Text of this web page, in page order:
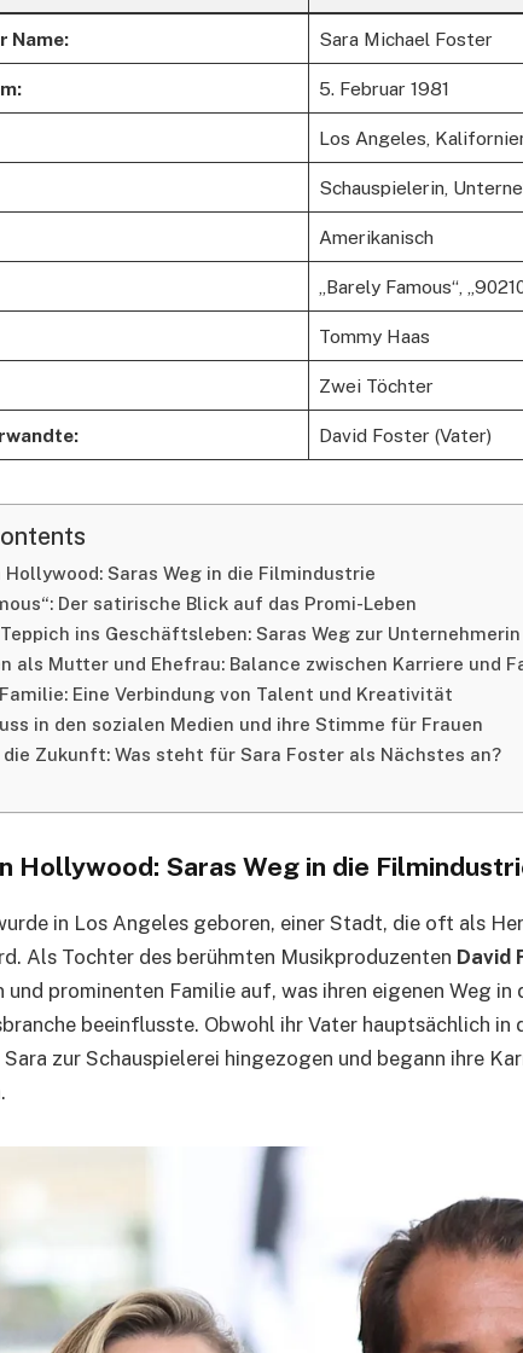
Name: Sara Michael Foster
5. Februar 1981
Los Angeles,
Schauspielerin,
Amerikanisch
„Barely Famous“,
Tommy Haas
Zwei Töchter
David Foster (Vater)
Saras Weg in die Filmindustrie
Der satirische Blick auf das Promi-Leben
ins Geschäftsleben: Saras Weg zur Unternehmerin
als Mutter und Ehefrau: Balance zwischen Karriere und
Eine Verbindung von Talent und Kreativität
in den sozialen Medien und ihre Stimme für Frauen
die Zukunft: Was steht für Sara Foster als Nächstes an?
Hollywood: Saras Weg in die
in Los Angeles geboren, einer Stadt, die oft als
Als Tochter des berühmten Musikproduzenten David
und prominenten Familie auf, was ihren eigenen Weg in
beeinflusste. Obwohl ihr Vater hauptsächlich in
zur Schauspielerei hingezogen und begann ihre